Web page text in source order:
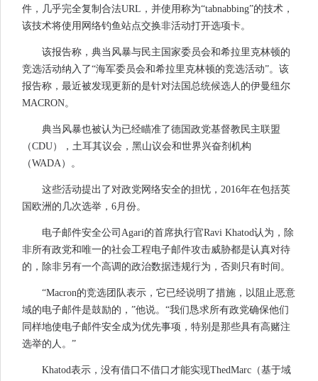
件，几乎完全复制合法URL，并使用称为“tabnabbing”的技术，
该技术将使用网络钓鱼站点交换非活动打开选项卡。
该报告称，典当风暴与民主国家委员会和希拉里克林顿的
竞选活动纳入了“海军委员会和希拉里克林顿的竞选活动”。该
报告称，最近被发现更新的是针对法国总统候选人的伊曼纽尔
MACRON。
典当风暴也被认为已经瞄准了德国政党基督教民主联盟
（CDU），土耳其议会，黑山议会和世界兴奋剂机构
（WADA）。
这些活动提出了对政党网络安全的担忧，2016年在包括英
国欧洲的几次选举，6月份。
电子邮件安全公司Agari的首席执行官Ravi Khatod认为，除
非所有政党和唯一的社会工程电子邮件攻击威胁都是认真对待
的，除非另有一个高调的政治数据违规行为，否则只有时间。
“Macron的竞选团队表示，它已经说明了措施，以阻止恶意
域的电子邮件是鼓励的，”他说。“我们恳求所有政党确保他们
同样地使电子邮件安全成为优先事项，特别是那些具有高赌注
选举的人。”
Khatod表示，没有借口不借口才能实现ThedMarc（基于域